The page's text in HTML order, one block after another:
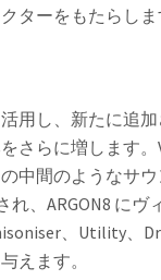
ターをもたらしま
用し、新たに追
らに増します。
中間のようなサ
れ、ARGON8 に
、Utility、
えます。